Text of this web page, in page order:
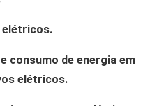
consumo de energia em
elétricos.